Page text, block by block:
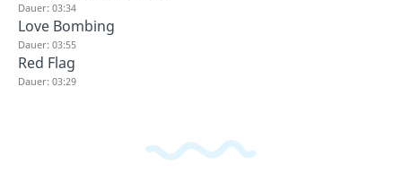
Dauer: 03:34
Love Bombing
Dauer: 03:55
Red Flag
Dauer: 03:29